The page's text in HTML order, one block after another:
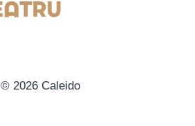
© 2026 Caleido